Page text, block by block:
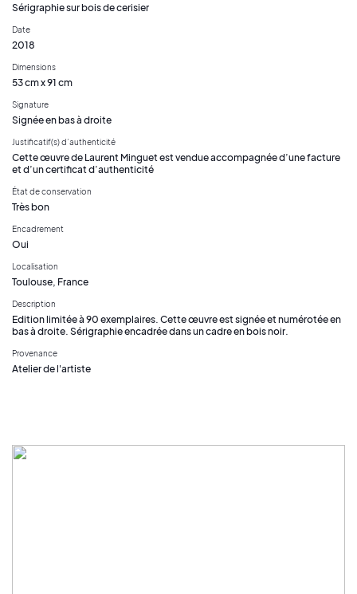
Sérigraphie sur bois de cerisier
Date
2018
Dimensions
53 cm x 91 cm
Signature
Signée en bas à droite
Justificatif(s) d’authenticité
Cette œuvre de Laurent Minguet est vendue accompagnée d’une facture
et d’un certificat d’authenticité
État de conservation
Très bon
Encadrement
Oui
Localisation
Toulouse, France
Description
Edition limitée à 90 exemplaires. Cette œuvre est signée et numérotée en
bas à droite. Sérigraphie encadrée dans un cadre en bois noir.
Provenance
Atelier de l'artiste